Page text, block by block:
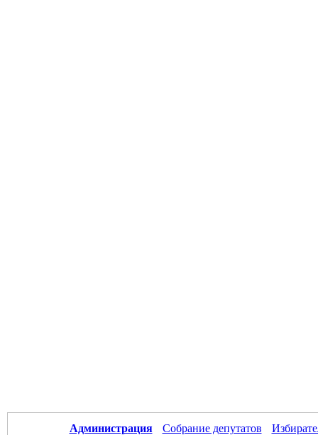
Администрация Собрание депутатов